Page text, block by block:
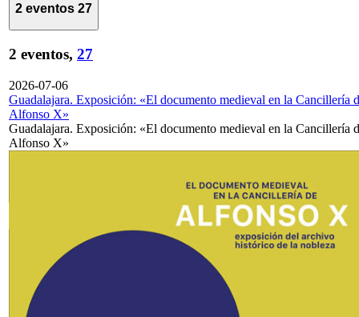
2 eventos 27
2 eventos, 27
2026-07-06
Guadalajara. Exposición: «El documento medieval en la Cancillería
Alfonso X»
Guadalajara. Exposición: «El documento medieval en la Cancillería
Alfonso X»